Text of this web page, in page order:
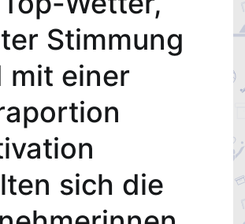
Stimmung
mit einer
sich die